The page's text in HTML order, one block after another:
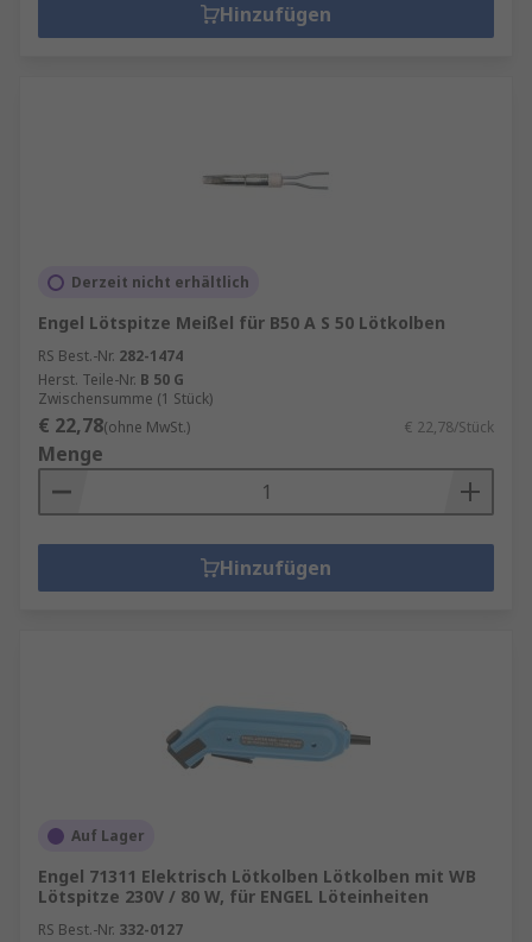
Hinzufügen
Derzeit nicht erhältlich
Engel Lötspitze Meißel für B50 A S 50 Lötkolben
RS Best.-Nr. 282-1474
Herst. Teile-Nr. B 50 G
Zwischensumme (1 Stück)
€ 22,78(ohne MwSt.) € 22,78/Stück
Menge
Hinzufügen
Auf Lager
Engel 71311 Elektrisch Lötkolben Lötkolben mit WB
Lötspitze 230V / 80 W, für ENGEL Löteinheiten
RS Best.-Nr. 332-0127